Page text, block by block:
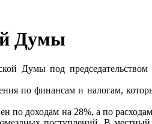
Думы
Думы под
по финансам и налогам,
по доходам на 28%, а по